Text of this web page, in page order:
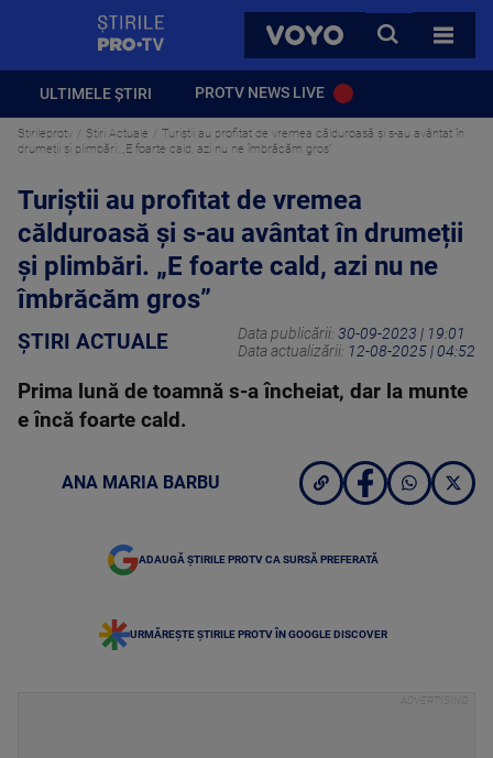
VOYO
CAUTA
TOATE
ULTIMELE ȘTIRI PROTV NEWS LIVE
Stirileprotv Știri Actuale
Turiștii au profitat de vremea călduroasă și s-au avântat în
drumeții și plimbări. „E foarte cald, azi nu ne îmbrăcăm gros”
Turiștii au profitat de vremea
călduroasă și s-au avântat în drumeții
și plimbări. „E foarte cald, azi nu ne
îmbrăcăm gros”
ȘTIRI ACTUALE Data publicării: 30-09-2023 | 19:01
Data actualizării: 12-08-2025 | 04:52
Prima lună de toamnă s-a încheiat, dar la munte
e încă foarte cald.
ANA MARIA BARBU
ADAUGĂ ȘTIRILE PROTV CA SURSĂ PREFERATĂ
URMĂREȘTE ȘTIRILE PROTV ÎN GOOGLE DISCOVER